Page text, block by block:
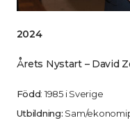
2024
Årets Nystart – David
Född: 1985 i Sverige
Utbildning: Sam/